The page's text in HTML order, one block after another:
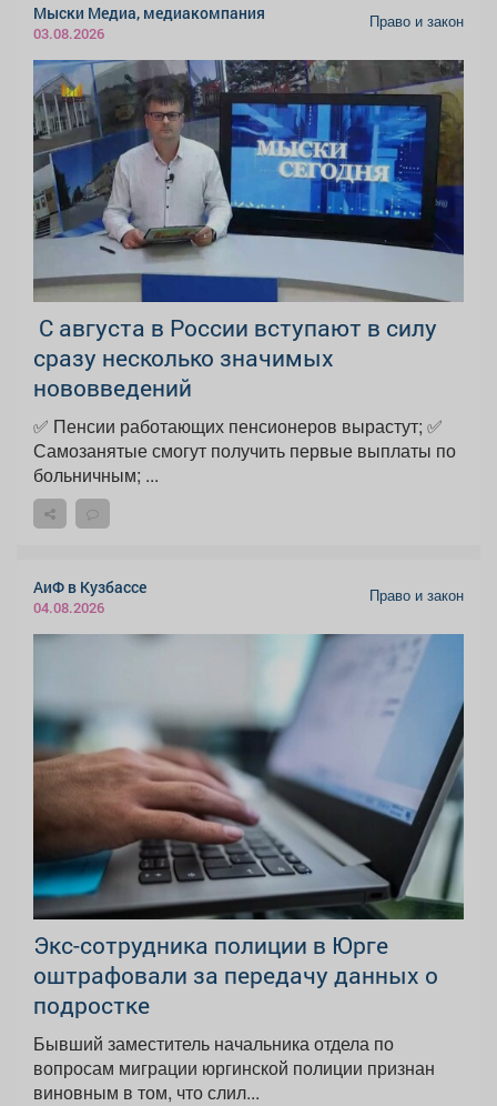
Мыски Медиа, медиакомпания
03.08.2026
Право и закон
С августа в России вступают в силу
сразу несколько значимых
нововведений
✅ Пенсии работающих пенсионеров вырастут; ✅
Самозанятые смогут получить первые выплаты по
больничным; ...
АиФ в Кузбассе
04.08.2026
Право и закон
Экс-сотрудника полиции в Юрге
оштрафовали за передачу данных о
подростке
Бывший заместитель начальника отдела по
вопросам миграции юргинской полиции признан
виновным в том, что слил...